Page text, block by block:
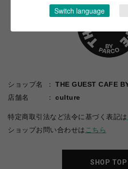
ショップ名
THE GUEST CAFE
店舗名
culture
特定商取引法など法令に基づく表記は
ショップお問い合わせは こちら
SHOP TOP
Switch language